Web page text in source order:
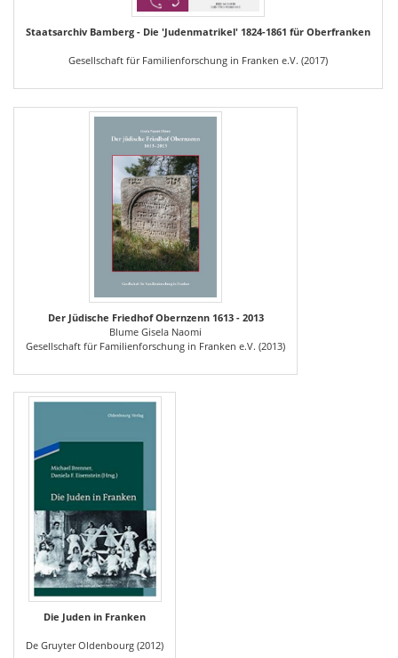
Staatsarchiv Bamberg - Die 'Judenmatrikel' 1824-1861 für Oberfranken
Gesellschaft für Familienforschung in Franken e.V. (2017)
Der Jüdische Friedhof Obernzenn 1613 - 2013
Blume Gisela Naomi
Gesellschaft für Familienforschung in Franken e.V. (2013)
Die Juden in Franken
De Gruyter Oldenbourg (2012)